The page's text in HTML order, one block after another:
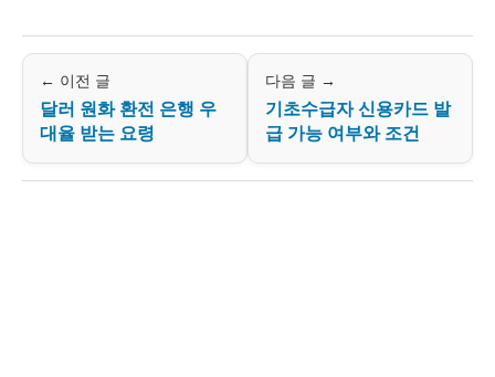
← 이전 글
달러 원화 환전 은행 우
대율 받는 요령
다음 글 →
기초수급자 신용카드 발
급 가능 여부와 조건